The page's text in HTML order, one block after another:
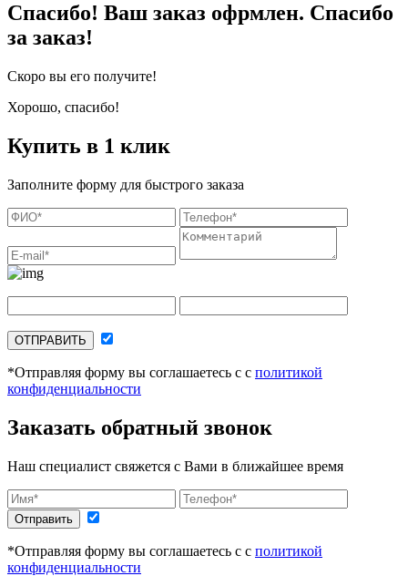
Спасибо! Ваш заказ офрмлен. Спасибо
за заказ!
Скоро вы его получите!
Хорошо, спасибо!
Купить в 1 клик
Заполните форму для быстрого заказа
ОТПРАВИТЬ
*Отправляя форму вы соглашаетесь с с политикой
конфиденциальности
Заказать обратный звонок
Наш специалист свяжется с Вами в ближайшее время
Отправить
*Отправляя форму вы соглашаетесь с с политикой
конфиденциальности